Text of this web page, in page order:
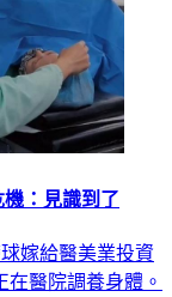
：見識到了
嫁給醫美業投資
在醫院調養身體。